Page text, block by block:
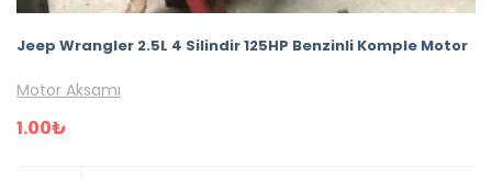
Jeep Wrangler 2.5L 4 Silindir 125HP Benzinli Komple Motor
Motor Aksamı
1.00₺